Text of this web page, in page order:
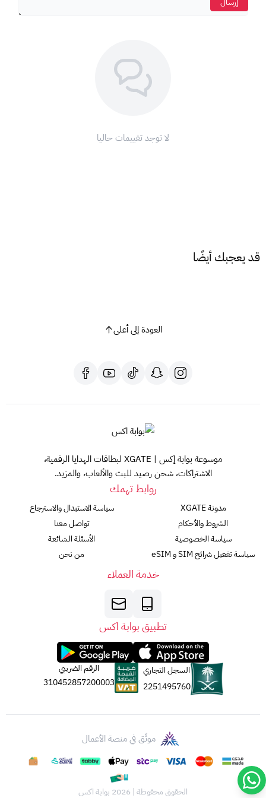
اختر خيار "متجر بلايستيشن".
من القائمة المنسدلة، اختر "استرداد القسائم".
أدخل رمز بطاقة بلايستيشن.
ستتم إضافة الرصيد إلى حسابك.
اختر "استبدال قيمة الرمز".
احرص على حفظ رمز بطاقة بلايستيشن في مكان آمن.
هل لديك أي أسئلة أخرى؟ لا تتردد في طرحها!
هذا المنتج مخصص لحسابات بلايستيشن السعودية
لا توجد تقييمات حاليا
قد يعجبك أيضًا
العودة إلى أعلى
موسوعة بوابة إكس | XGATE لبطاقات الهدايا الرقمية،
الاشتراكات، شحن رصيد للبث والألعاب، والمزيد.
روابط تهمك
مدونة XGATE
الشروط والأحكام
سياسة الخصوصية
سياسة تفعيل شرائح SIM و eSIM
سياسة الاستبدال والاسترجاع
تواصل معنا
الأسئلة الشائعة
من نحن
خدمة العملاء
تطبيق بوابة اكس
السجل التجاري
2251495760
الرقم الضريبي
310452857200003
موثّق في منصة الأعمال
الحقوق محفوظة | 2026 بوابة اكس